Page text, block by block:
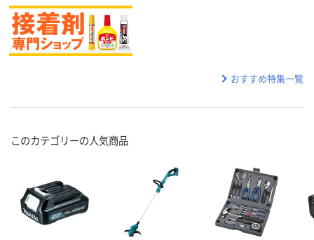
おすすめ特集一覧
このカテゴリーの人気商品